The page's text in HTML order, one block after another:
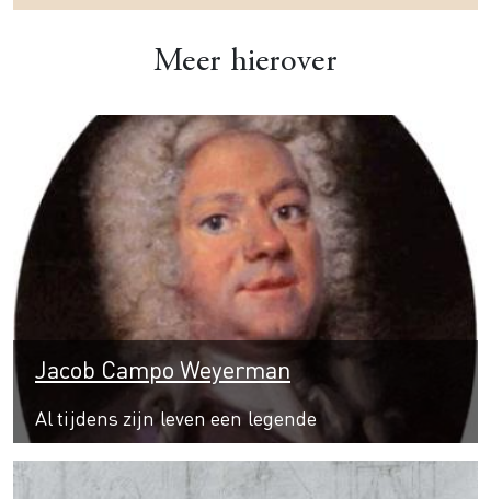
Meer hierover
Jacob Campo Weyerman
Al tijdens zijn leven een legende